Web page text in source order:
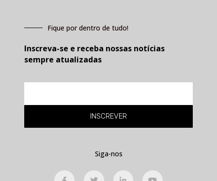
Fique por dentro de tudo!
Inscreva-se e receba nossas notícias
sempre atualizadas
INSCREVER
Siga-nos
F
T
L
Y